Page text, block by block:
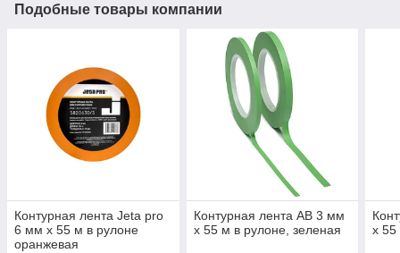
Подобные товары компании
Контурная лента Jeta pro
6 мм х 55 м в рулоне
оранжевая
Контурная лента AB 3 мм
х 55 м в рулоне, зеленая
х 55